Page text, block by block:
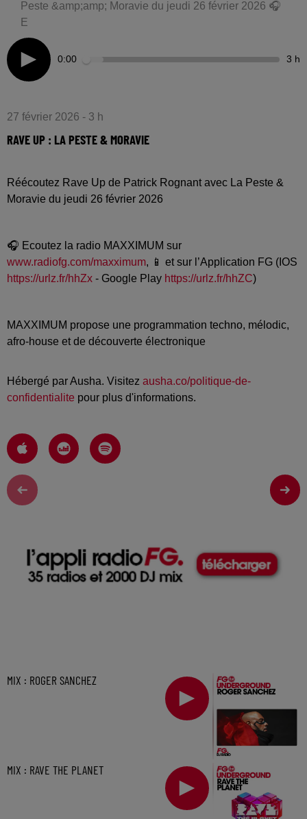
Peste &amp;amp; Moravie du jeudi 26 février 2026 🎧
E
0:00 3 h
27 février 2026 - 3 h
RAVE UP : LA PESTE & MORAVIE
Réécoutez Rave Up de Patrick Rognant avec La Peste &
Moravie du jeudi 26 février 2026
🎧 Ecoutez la radio MAXXIMUM sur
www.radiofg.com/maxximum, 📱 et sur l’Application FG (IOS
https://urlz.fr/hhZx - Google Play https://urlz.fr/hhZC)
MAXXIMUM propose une programmation techno, mélodic,
afro-house et de découverte électronique
Hébergé par Ausha. Visitez ausha.co/politique-de-
confidentialite pour plus d'informations.
MIX : ROGER SANCHEZ
MIX : RAVE THE PLANET